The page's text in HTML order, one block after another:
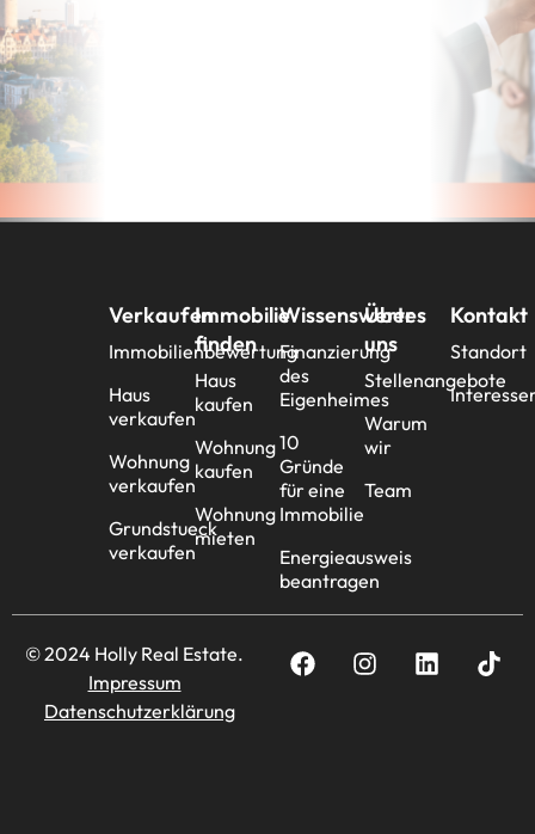
Verkaufen
Immobilienbewertung
Haus
verkaufen
Wohnung
verkaufen
Grundstueck
verkaufen
Immobilie
finden
Haus
kaufen
Wohnung
kaufen
Wohnung
mieten
Wissenswertes
Finanzierung
des
Eigenheimes
10
Gründe
für eine
Immobilie
Energieausweis
beantragen
Über
uns
Stellenangebote
Warum
wir
Team
Kontakt
Standort
© 2024 Holly Real Estate.
Impressum
Datenschutzerklärung